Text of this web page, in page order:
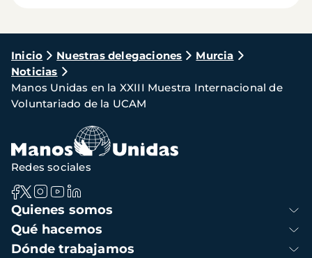
Ruta
de
navegación
Inicio Nuestras delegaciones
Murcia
Noticias
Manos Unidas en la XXIII Muestra Internacional de
Voluntariado de la UCAM
Navegación
principal
Quienes somos
Qué hacemos
Dónde trabajamos
Redes sociales